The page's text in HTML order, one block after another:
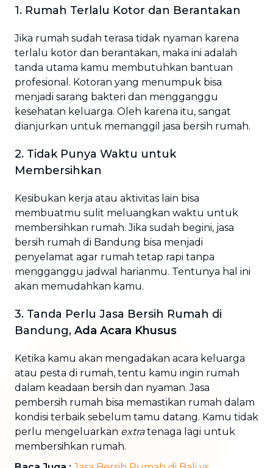
1. Rumah Terlalu Kotor dan Berantakan
Jika rumah sudah terasa tidak nyaman karena
terlalu kotor dan berantakan, maka ini adalah
tanda utama kamu membutuhkan bantuan
profesional. Kotoran yang menumpuk bisa
menjadi sarang bakteri dan mengganggu
kesehatan keluarga. Oleh karena itu, sangat
dianjurkan untuk memanggil jasa bersih rumah.
2. Tidak Punya Waktu untuk
Membersihkan
Kesibukan kerja atau aktivitas lain bisa
membuatmu sulit meluangkan waktu untuk
membersihkan rumah. Jika sudah begini, jasa
bersih rumah di Bandung bisa menjadi
penyelamat agar rumah tetap rapi tanpa
mengganggu jadwal harianmu. Tentunya hal ini
akan memudahkan kamu.
3. Tanda Perlu Jasa Bersih Rumah di
Bandung, Ada Acara Khusus
Ketika kamu akan mengadakan acara keluarga
atau pesta di rumah, tentu kamu ingin rumah
dalam keadaan bersih dan nyaman. Jasa
pembersih rumah bisa memastikan rumah dalam
kondisi terbaik sebelum tamu datang. Kamu tidak
perlu mengeluarkan extratenaga lagi untuk
membersihkan rumah.